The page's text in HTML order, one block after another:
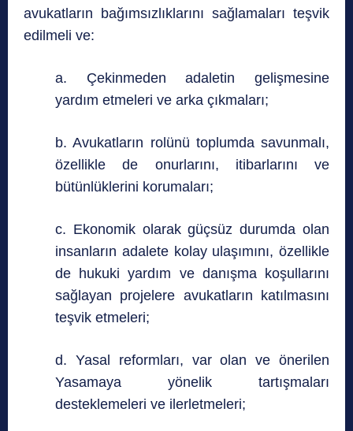
avukatların bağımsızlıklarını sağlamaları teşvik
edilmeli ve:
a. Çekinmeden adaletin gelişmesine
yardım etmeleri ve arka çıkmaları;
b. Avukatların rolünü toplumda savunmalı,
özellikle de onurlarını, itibarlarını ve
bütünlüklerini korumaları;
c. Ekonomik olarak güçsüz durumda olan
insanların adalete kolay ulaşımını, özellikle
de hukuki yardım ve danışma koşullarını
sağlayan projelere avukatların katılmasını
teşvik etmeleri;
d. Yasal reformları, var olan ve önerilen
Yasamaya yönelik tartışmaları
desteklemeleri ve ilerletmeleri;